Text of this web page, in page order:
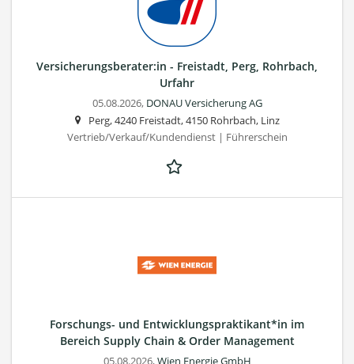
Versicherungsberater:in - Freistadt, Perg, Rohrbach,
Urfahr
05.08.2026, DONAU Versicherung AG
Perg, 4240 Freistadt, 4150 Rohrbach, Linz
Vertrieb/Verkauf/Kundendienst | Führerschein
Forschungs- und Entwicklungspraktikant*in im
Bereich Supply Chain & Order Management
05.08.2026,Wien Energie GmbH